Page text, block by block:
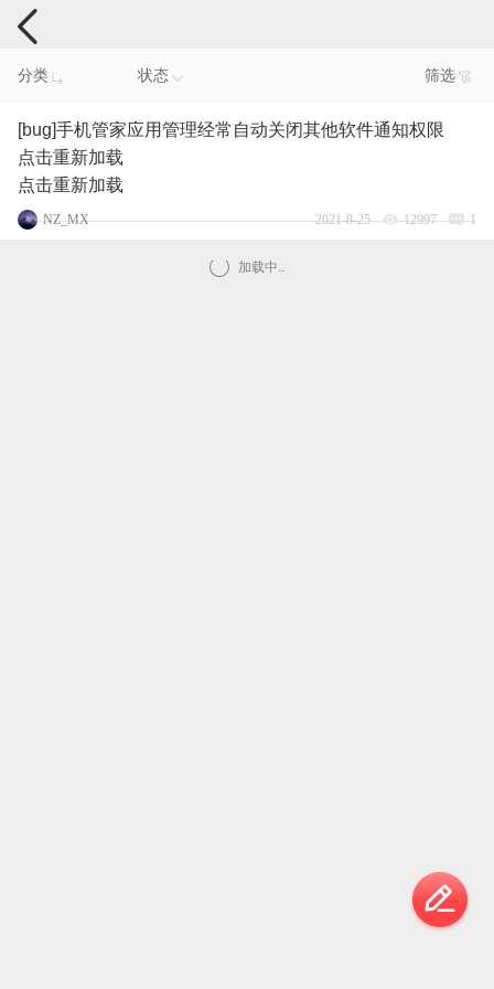
手机反馈
分类 状态 筛选
[bug]手机管家应用管理经常自动关闭其他软件通知权限
点击重新加载
点击重新加载
NZ_MX 2021-8-25 12997 1
加载中..